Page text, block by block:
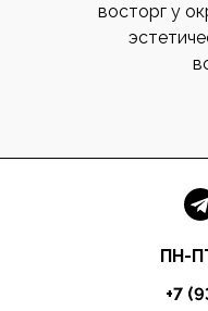
восторг у
+7
ПН-